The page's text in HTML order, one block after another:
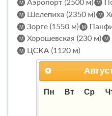
Аэропорт (2500 м)
Шелепиха (2350 м)
Зорге (1550 м)
Хорошевская (230 м)
ЦСКА (1120 м)
Пн Вт Ср